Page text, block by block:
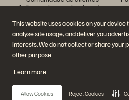
This website uses cookies on your device
analyse site usage, and deliver you
interests. We do not collect or share your
other purpose.
Learn more
Allow Cookies Reject Cookies
Artigos sobre conhecimentos
Participe da
Siga todas as redes
© 2026 Everpure, Inc. Todos os
Privacidade
Termos do siteQuestões